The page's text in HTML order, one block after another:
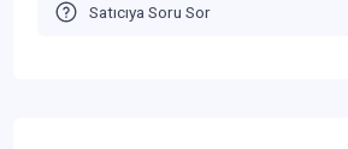
Satıcıya Soru Sor